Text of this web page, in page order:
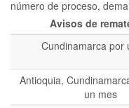
número de proceso,
Avisos de
Cundinamarca por
Antioquia,
un mes